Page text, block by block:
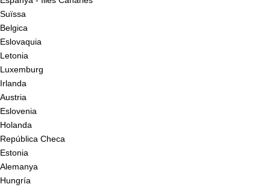
Suïssa
Belgica
Eslovaquia
Letonia
Luxemburg
Irlanda
Austria
Eslovenia
Holanda
República Checa
Estonia
Alemanya
Hungría